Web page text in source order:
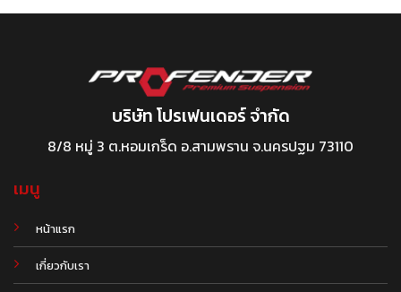
บริษัท โปรเฟนเดอร์ จำกัด
8/8 หมู่ 3 ต.หอมเกร็ด อ.สามพราน จ.นครปฐม 73110
เมนู
หน้าแรก
เกี่ยวกับเรา